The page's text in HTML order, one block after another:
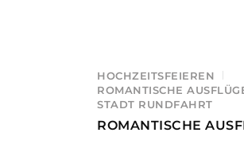
HOCHZEITSFEIEREN
ROMANTISCHE
STADT RUNDFAHRT
ROMANTISCHE